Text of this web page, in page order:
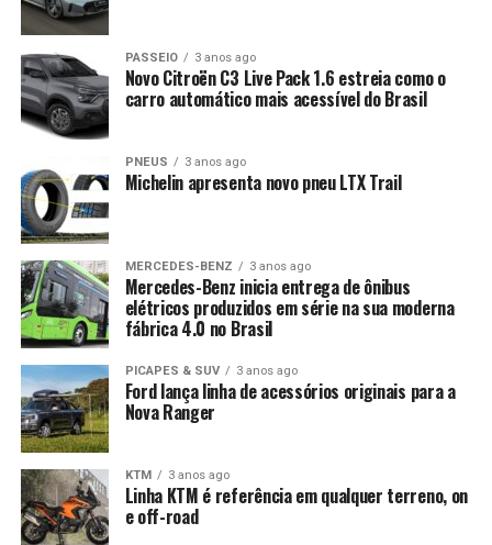
PASSEIO 3 anos ago
Novo Citroën C3 Live Pack 1.6 estreia como o
carro automático mais acessível do Brasil
PNEUS 3 anos ago
Michelin apresenta novo pneu LTX Trail
MERCEDES-BENZ 3 anos ago
Mercedes-Benz inicia entrega de ônibus
elétricos produzidos em série na sua moderna
fábrica 4.0 no Brasil
PICAPES & SUV 3 anos ago
Ford lança linha de acessórios originais para a
Nova Ranger
KTM 3 anos ago
Linha KTM é referência em qualquer terreno, on
e off-road